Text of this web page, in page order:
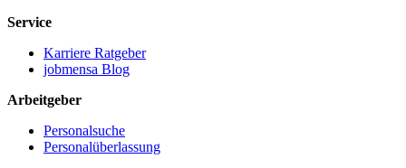
Service
Karriere Ratgeber
jobmensa Blog
Arbeitgeber
Personalsuche
Personalüberlassung